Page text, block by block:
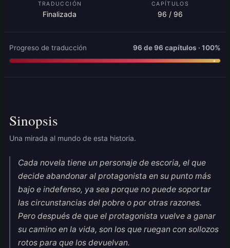
TRADUCCIÓN
Finalizada
CAPÍTULOS
96 / 96
Progreso de traducción 96 de 96 capítulos · 100%
Sinopsis
Una mirada al mundo de esta historia.
Cada novela tiene un personaje de escoria, el que
decide abandonar al protagonista en su punto más
bajo e indefenso, ya sea porque no puede soportar
las circunstancias del pobre o por otras razones.
Pero después de que el protagonista vuelve a ganar
su camino en la vida, son los que ruegan con sollozos
rotos para que los devuelvan.